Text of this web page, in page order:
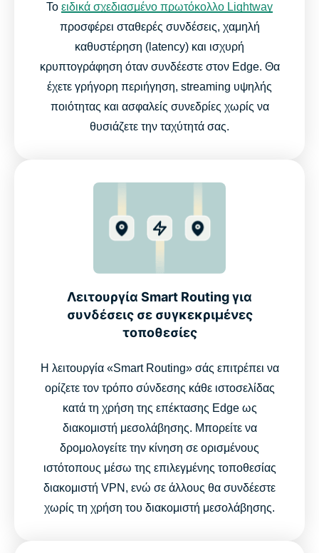
Το ειδικά σχεδιασμένο πρωτόκολλο Lightway
προσφέρει σταθερές συνδέσεις, χαμηλή
καθυστέρηση (latency) και ισχυρή
κρυπτογράφηση όταν συνδέεστε στον Edge. Θα
έχετε γρήγορη περιήγηση, streaming υψηλής
ποιότητας και ασφαλείς συνεδρίες χωρίς να
θυσιάζετε την ταχύτητά σας.
Λειτουργία Smart Routing για
συνδέσεις σε συγκεκριμένες
τοποθεσίες
Η λειτουργία «Smart Routing» σάς επιτρέπει να
ορίζετε τον τρόπο σύνδεσης κάθε ιστοσελίδας
κατά τη χρήση της επέκτασης Edge ως
διακομιστή μεσολάβησης. Μπορείτε να
δρομολογείτε την κίνηση σε ορισμένους
ιστότοπους μέσω της επιλεγμένης τοποθεσίας
διακομιστή VPN, ενώ σε άλλους θα συνδέεστε
χωρίς τη χρήση του διακομιστή μεσολάβησης.